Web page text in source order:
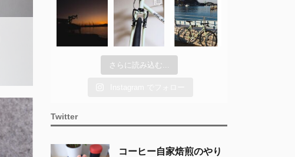
さらに読み込む...
Twitter
コーヒー自家焙煎のやり